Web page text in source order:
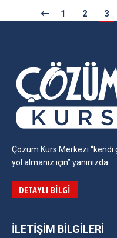
1 2 3
Çözüm Kurs Merkezi
yol almanız için” yanınızda.
DETAYLI BILGI
İLETIŞIM BILGILERI